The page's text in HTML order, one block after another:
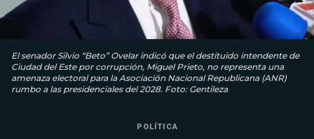
El senador Silvio “Beto” Ovelar indicó que el destituido intendente de
Ciudad del Este por corrupción, Miguel Prieto, no representa una
amenaza electoral para la Asociación Nacional Republicana (ANR)
rumbo a las presidenciales del 2028. Foto: Gentileza
POLÍTICA